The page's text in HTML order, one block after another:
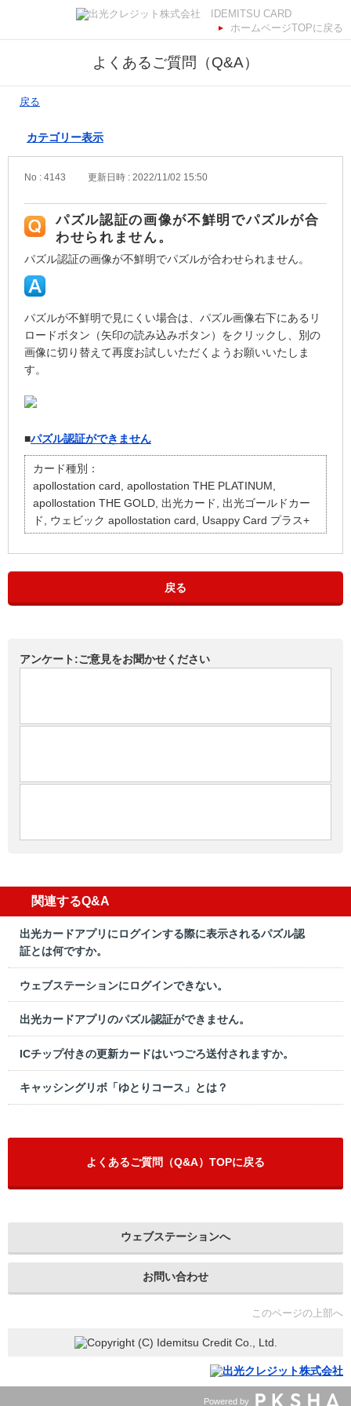
ホームページTOPに戻る
よくあるご質問（Q&A）
戻る
カテゴリー表示
No : 4143 更新日時 : 2022/11/02 15:50
パズル認証の画像が不鮮明でパズルが合
わせられません。
パズル認証の画像が不鮮明でパズルが合わせられません。
パズルが不鮮明で見にくい場合は、パズル画像右下にあるリ
ロードボタン（矢印の読み込みボタン）をクリックし、別の
画像に切り替えて再度お試しいただくようお願いいたしま
す。
■パズル認証ができません
カード種別：
apollostation card, apollostation THE PLATINUM,
apollostation THE GOLD, 出光カード, 出光ゴールドカー
ド, ウェビック apollostation card, Usappy Card プラス+
戻る
アンケート:ご意見をお聞かせください
関連するQ&A
出光カードアプリにログインする際に表示されるパズル認
証とは何ですか。
ウェブステーションにログインできない。
出光カードアプリのパズル認証ができません。
ICチップ付きの更新カードはいつごろ送付されますか。
キャッシングリボ「ゆとりコース」とは？
よくあるご質問（Q&A）TOPに戻る
ウェブステーションへ
お問い合わせ
このページの上部へ
Powered by